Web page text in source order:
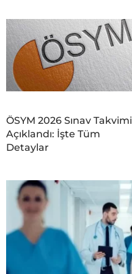
ÖSYM 2026 Sınav Takvimi
Açıklandı: İşte Tüm
Detaylar